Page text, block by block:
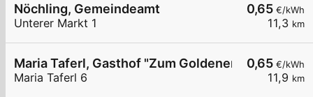
0,65 €/kWh
11,3 km
Nöchling, Gemeindeamt
Unterer Markt 1
0,65 €/kWh
11,9 km
Maria Taferl, Gasthof "Zum Goldenen Löwen"
Maria Taferl 6